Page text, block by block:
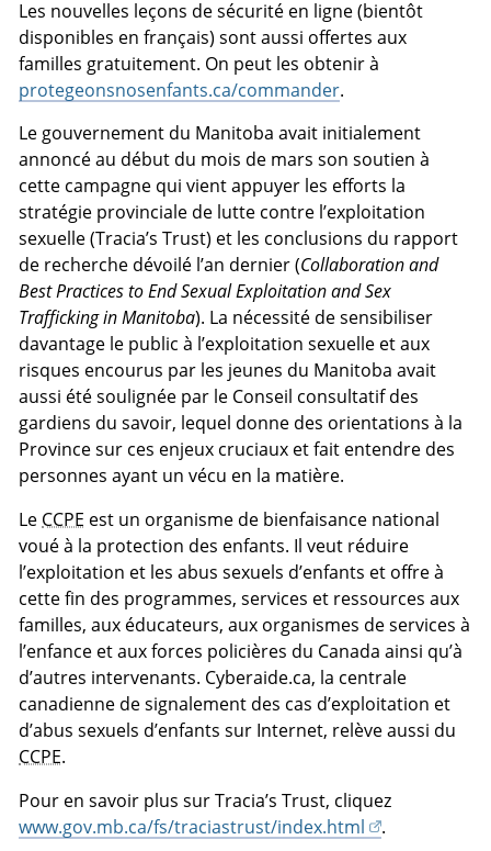
Les nouvelles leçons de sécurité en ligne (bientôt
disponibles en français) sont aussi offertes aux
familles gratuitement. On peut les obtenir à
protegeonsnosenfants.ca/commander.
Le gouvernement du Manitoba avait initialement
annoncé au début du mois de mars son soutien à
cette campagne qui vient appuyer les efforts la
stratégie provinciale de lutte contre l’exploitation
sexuelle (Tracia’s Trust) et les conclusions du rapport
de recherche dévoilé l’an dernier (Collaboration and
Best Practices to End Sexual Exploitation and Sex
Trafficking in Manitoba). La nécessité de sensibiliser
davantage le public à l’exploitation sexuelle et aux
risques encourus par les jeunes du Manitoba avait
aussi été soulignée par le Conseil consultatif des
gardiens du savoir, lequel donne des orientations à la
Province sur ces enjeux cruciaux et fait entendre des
personnes ayant un vécu en la matière.
Le CCPE est un organisme de bienfaisance national
voué à la protection des enfants. Il veut réduire
l’exploitation et les abus sexuels d’enfants et offre à
cette fin des programmes, services et ressources aux
familles, aux éducateurs, aux organismes de services à
l’enfance et aux forces policières du Canada ainsi qu’à
d’autres intervenants. Cyberaide.ca, la centrale
canadienne de signalement des cas d’exploitation et
d’abus sexuels d’enfants sur Internet, relève aussi du
CCPE.
Pour en savoir plus surTracia’s Trust, cliquez
www.gov.mb.ca/fs/traciastrust/index.html
.